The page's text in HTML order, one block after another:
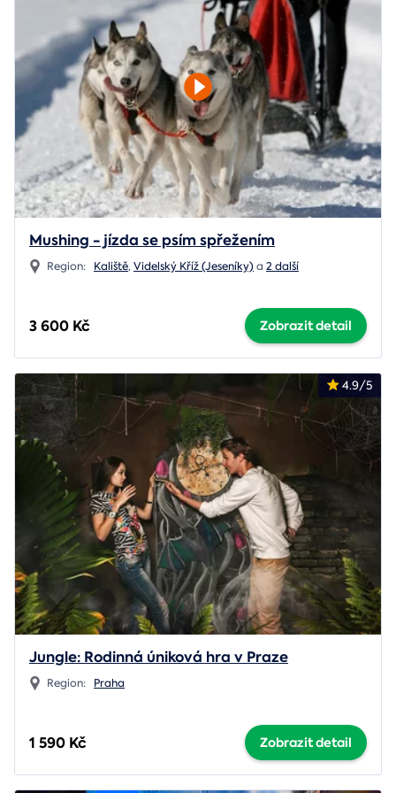
Mushing - jízda se psím spřežením
Region: Kaliště,Videlský Kříž (Jeseníky)a 2 další
3 600 Kč Zobrazit detail
4.9/5
Jungle: Rodinná úniková hra v Praze
Region: Praha
1 590 Kč Zobrazit detail